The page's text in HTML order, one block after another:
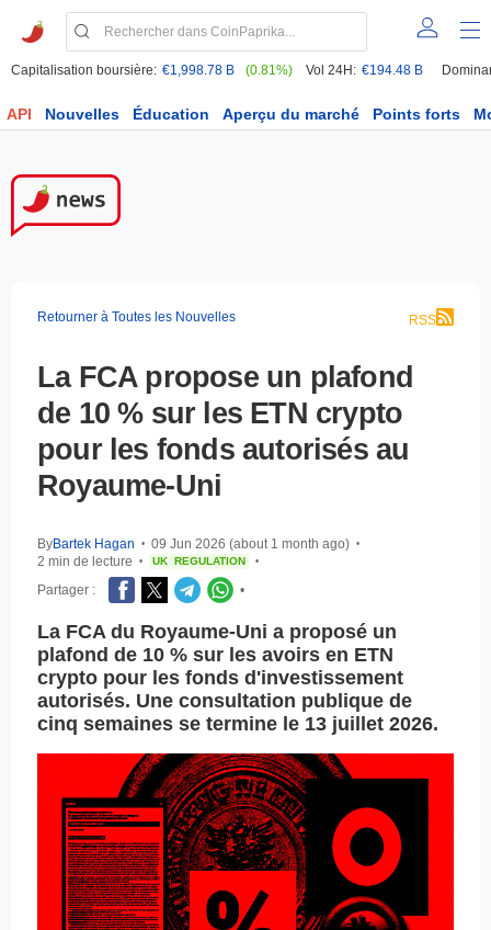
Capitalisation boursière: €1,998.78 B (0.81%) Vol 24H: €194.48 B
API Nouvelles Éducation Aperçu du marché Points forts
Retourner à Toutes les Nouvelles RSS
La FCA propose un plafond
de 10 % sur les ETN crypto
pour les fonds autorisés au
Royaume-Uni
ByBartek Hagan • 09 Jun 2026 (about 1 month ago) •
2 min de lecture • UK REGULATION •
Partager : •
La FCA du Royaume-Uni a proposé un
plafond de 10 % sur les avoirs en ETN
crypto pour les fonds d'investissement
autorisés. Une consultation publique de
cinq semaines se termine le 13 juillet 2026.